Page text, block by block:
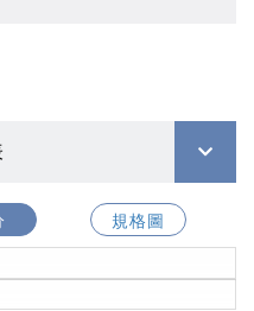
規格圖